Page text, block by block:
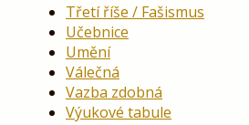
Třetí říše / Fašismus
Učebnice
Umění
Válečná
Vazba zdobná
Výukové tabule